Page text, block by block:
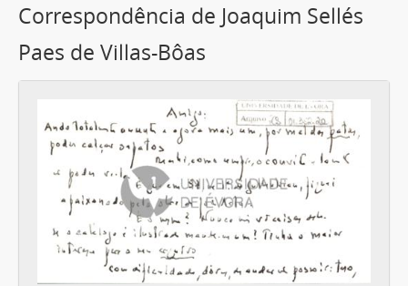
Correspondência de Joaquim Sellés
Paes de Villas-Bôas